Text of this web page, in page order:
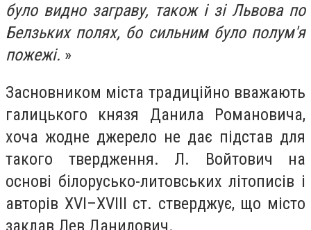
було видно заграву, також і зі Львова по
Белзьких полях, бо сильним було полум'я
пожежі. »
Засновником міста традиційно вважають
галицького князя Данила Романовича,
хоча жодне джерело не дає підстав для
такого твердження. Л. Войтович на
основі білорусько-литовських літописів і
авторів XVI–XVIII ст. стверджує, що місто
заклав Лев Данилович.